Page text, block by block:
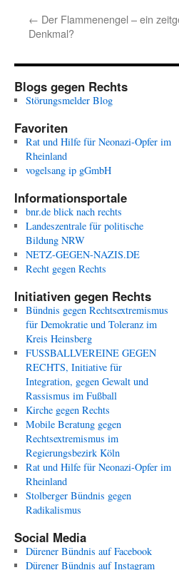
← Der Flammenengel – ein
Denkmal?
Blogs gegen Rechts
Störungsmelder Blog
Favoriten
Rat und Hilfe für Neonazi-Opfer im
Rheinland
vogelsang ip gGmbH
Informationsportale
bnr.de blick nach rechts
Landeszentrale für politische
Bildung NRW
NETZ-GEGEN-NAZIS.DE
Recht gegen Rechts
Initiativen gegen Rechts
Bündnis gegen Rechtsextremismus
für Demokratie und Toleranz im
Kreis Heinsberg
FUSSBALLVEREINE GEGEN
RECHTS, Initiative für
Integration, gegen Gewalt und
Rassismus im Fußball
Kirche gegen Rechts
Mobile Beratung gegen
Rechtsextremismus im
Regierungsbezirk Köln
Rat und Hilfe für Neonazi-Opfer im
Rheinland
Stolberger Bündnis gegen
Radikalismus
Social Media
Dürener Bündnis auf Facebook
Dürener Bündnis auf Instagram